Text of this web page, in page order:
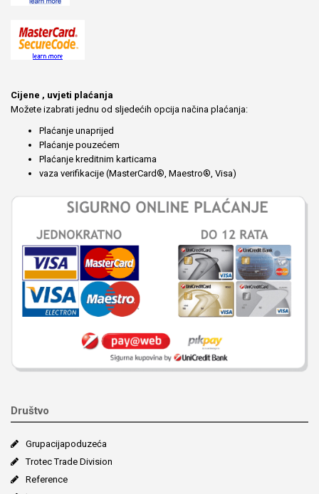
Cijene , uvjeti plaćanja
Možete izabrati jednu od sljedećih opcija načina plaćanja:
Plaćanje unaprijed
Plaćanje pouzećem
Plaćanje kreditnim karticama
vaza verifikacije (MasterCard®, Maestro®, Visa)
Društvo
Grupacija­poduzeća
Trotec Trade Division
Reference